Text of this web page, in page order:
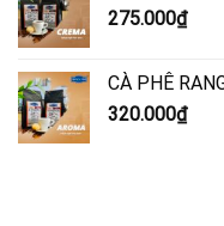
275.000₫
CÀ PHÊ
320.000₫